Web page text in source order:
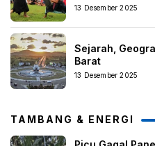
13 Desember 2025
Sejarah,
Barat
13 Desember 2025
TAMBANG & ENERGI